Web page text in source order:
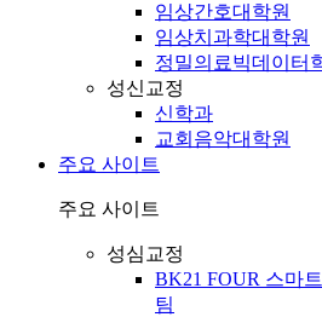
임상간호대학원
임상치과학대학원
정밀의료빅데이터
성신교정
신학과
교회음악대학원
주요 사이트
주요 사이트
성심교정
BK21 FOUR 스마
팀